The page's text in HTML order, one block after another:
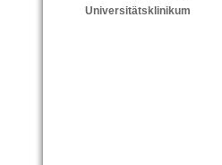
Universitätsklinikum